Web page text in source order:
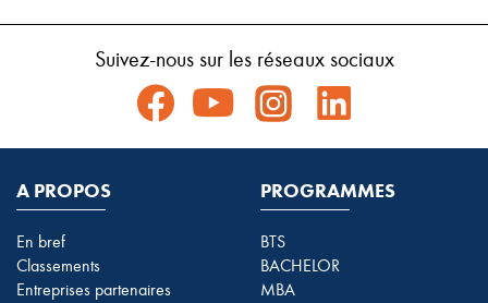
Suivez-nous sur les réseaux sociaux
A PROPOS
En bref
Classements
Entreprises partenaires
PROGRAMMES
BTS
BACHELOR
MBA